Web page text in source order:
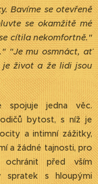
Bavíme se otevřeně
se okamžitě mé
cítila nekomfortně."
"Je mu osmnáct, ať
život a že lidi jsou
spojuje jedna věc.
bytost, s níž je
a intimní zážitky,
a žádné tajnosti, pro
před vším
spratek s hloupými